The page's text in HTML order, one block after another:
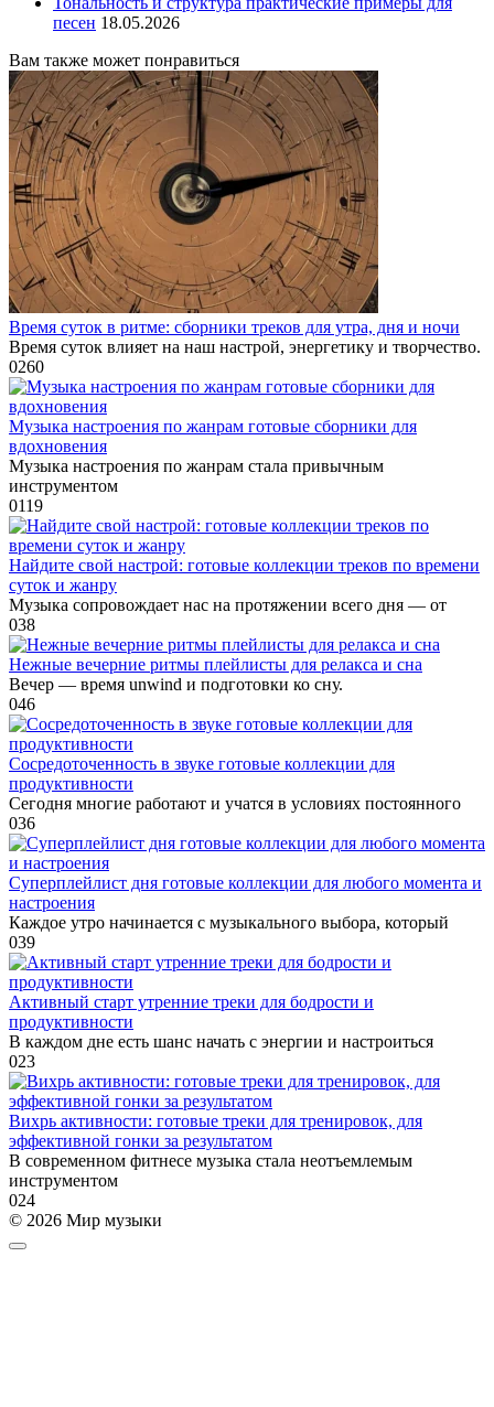
песен 18.05.2026
Вам также может понравиться
Время суток в ритме: сборники треков для утра, дня и ночи
Время суток влияет на наш настрой, энергетику и творчество.
0260
Музыка настроения по жанрам готовые сборники для
вдохновения
Музыка настроения по жанрам стала привычным
инструментом
0119
Найдите свой настрой: готовые коллекции треков по времени
суток и жанру
Музыка сопровождает нас на протяжении всего дня — от
038
Нежные вечерние ритмы плейлисты для релакса и сна
Вечер — время unwind и подготовки ко сну.
046
Сосредоточенность в звуке готовые коллекции для
продуктивности
Сегодня многие работают и учатся в условиях постоянного
036
Суперплейлист дня готовые коллекции для любого момента и
настроения
Каждое утро начинается с музыкального выбора, который
039
Активный старт утренние треки для бодрости и
продуктивности
В каждом дне есть шанс начать с энергии и настроиться
023
Вихрь активности: готовые треки для тренировок, для
эффективной гонки за результатом
В современном фитнесе музыка стала неотъемлемым
инструментом
024
© 2026 Мир музыки